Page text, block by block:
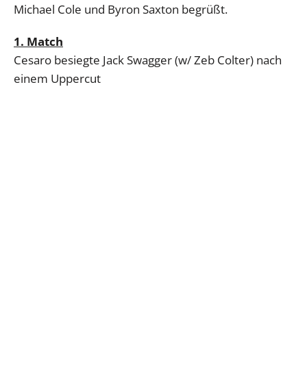
Michael Cole und Byron Saxton begrüßt.
1. Match
Cesaro besiegte Jack Swagger (w/ Zeb Colter) nach
einem Uppercut